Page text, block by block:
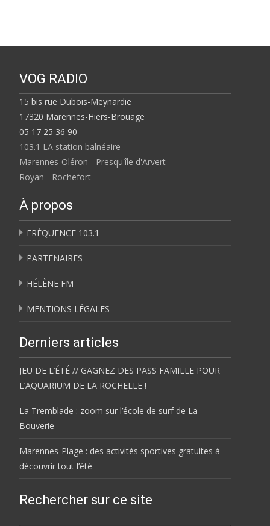
VOG RADIO
15 bis rue Dubois-Meynardie
17320 Marennes-Hiers-Brouage
05 17 25 36 90
103.1 LA station balnéaire
Marennes-Oléron - Presqu'île d'Arvert
Royan - Rochefort
À propos
FRÉQUENCE 103.1
PARTENAIRES
HÉLÈNE FM
MENTIONS LÉGALES
Derniers articles
JEU DE L’ÉTÉ // GAGNEZ DES PASS FAMILLE POUR
L’AQUARIUM DE LA ROCHELLE !
La Tremblade : zoom sur l’école de surf de La
Bouverie
Marennes-Plage : des activités sportives gratuites à
découvrir tout l’été
Rechercher sur ce site